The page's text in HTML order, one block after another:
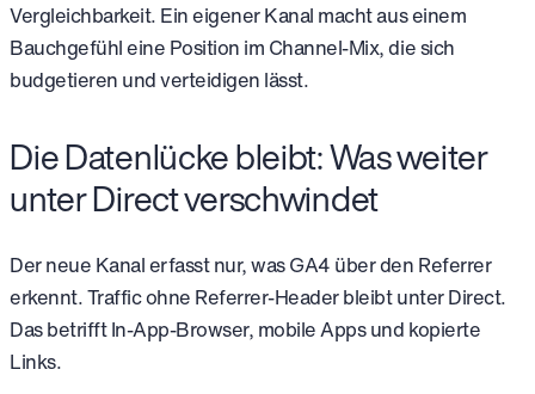
Vergleichbarkeit. Ein eigener Kanal macht aus einem
Bauchgefühl eine Position im Channel-Mix, die sich
budgetieren und verteidigen lässt.
Die Datenlücke bleibt: Was weiter
unter Direct verschwindet
Der neue Kanal erfasst nur, was GA4 über den Referrer
erkennt. Traffic ohne Referrer-Header bleibt unter Direct.
Das betrifft In-App-Browser, mobile Apps und kopierte
Links.